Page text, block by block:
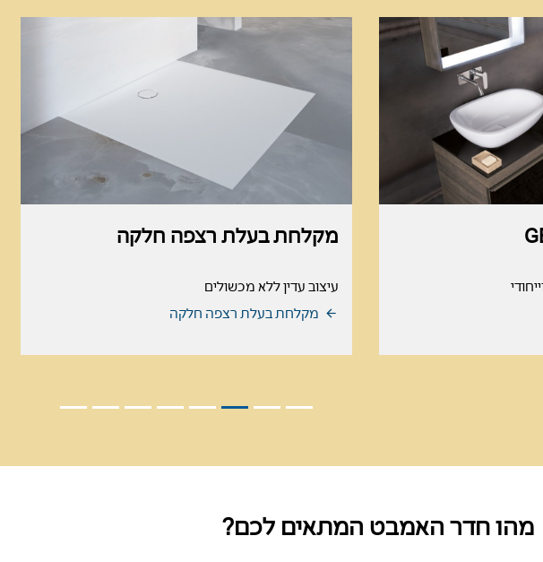
מקלחת בעלת רצפה חלקה
עיצוב עדין ללא מכשולים
מקלחת בעלת רצפה חלקה
מהו חדר האמבט המתאים לכם?